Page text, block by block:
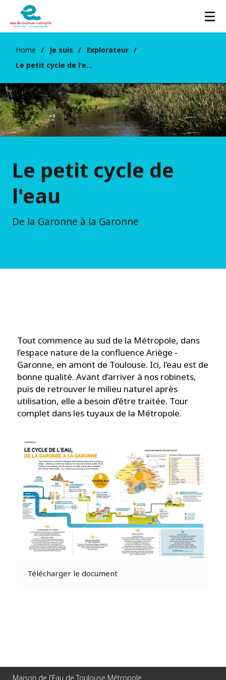
Home Je suis
Explorateur
Le petit cycle de l'eau
Le petit cycle de
l'eau
De la Garonne à la Garonne
Tout commence au sud de la Métropole, dans
l’espace nature de la confluence Ariège -
Garonne, en amont de Toulouse. Ici, l’eau est de
bonne qualité. Avant d’arriver à nos robinets,
puis de retrouver le milieu naturel après
utilisation, elle a besoin d’être traitée. Tour
complet dans les tuyaux de la Métropole.
Télécharger le document
Maison de l'Eau de Toulouse Métropole